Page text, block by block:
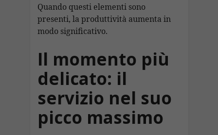
Quando questi elementi sono
presenti, la produttività aumenta in
modo significativo.
Il momento più
delicato: il
servizio nel suo
picco massimo